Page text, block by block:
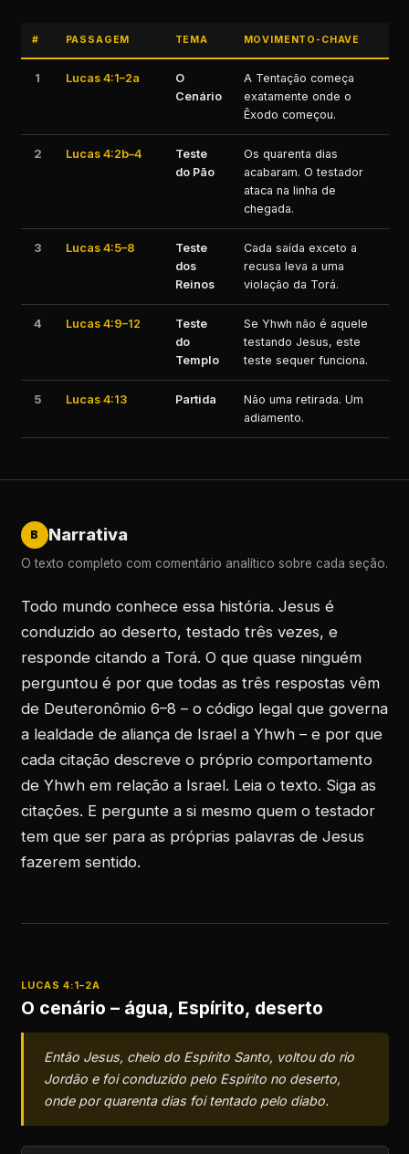
# PASSAGEM TEMA MOVIMENTO-CHAVE
1 Lucas 4:1–2a
O
Cenário
A Tentação começa
exatamente onde o
Êxodo começou.
2 Lucas 4:2b–4
Teste
do Pão
Os quarenta dias
acabaram. O testador
ataca na linha de
chegada.
3 Lucas 4:5–8
Teste
dos
Reinos
Cada saída exceto a
recusa leva a uma
violação da Torá.
4 Lucas 4:9–12
Teste
do
Templo
Se Yhwh não é aquele
testando Jesus, este
teste sequer funciona.
5 Lucas 4:13 Partida
Não uma retirada. Um
adiamento.
B Narrativa
O texto completo com comentário analítico sobre cada seção.
Todo mundo conhece essa história. Jesus é
conduzido ao deserto, testado três vezes, e
responde citando a Torá. O que quase ninguém
perguntou é por que todas as três respostas vêm
de Deuteronômio 6–8 – o código legal que governa
a lealdade de aliança de Israel a Yhwh – e por que
cada citação descreve o próprio comportamento
de Yhwh em relação a Israel. Leia o texto. Siga as
citações. E pergunte a si mesmo quem o testador
tem que ser para as próprias palavras de Jesus
fazerem sentido.
LUCAS 4:1–2A
O cenário – água, Espírito, deserto
Então Jesus, cheio do Espírito Santo, voltou do rio
Jordão e foi conduzido pelo Espírito no deserto,
onde por quarenta dias foi tentado pelo diabo.